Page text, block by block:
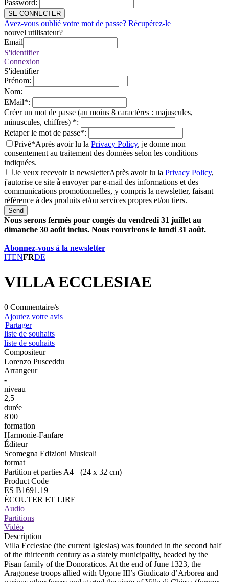
Password:
SE CONNECTER
Avez-vous oublié votre mot de passe? Récupérez-le
nouvel utilisateur?
Email
S'identifier
Connexion
S'identifier
Prénom:
Nom:
EMail*:
Créer un mot de passe (au moins 8 caractères : majuscules,
minuscules, chiffres) *:
Retaper le mot de passe*:
Privé*Après avoir lu la Privacy Policy, je donne mon
consentement au traitement des données selon les conditions
indiquées.
Je veux recevoir la newsletterAprès avoir lu la Privacy Policy,
j'autorise ce site à envoyer par e-mail des informations et des
communications promotionnelles, y compris la newsletter, faisant
référence à des produits et/ou services propres et/ou tiers.
Send
Nous serons fermés pour congés du vendredi 31 juillet au
dimanche 30 août inclus. Nous rouvrirons le lundi 31 août.
Abonnez-vous à la newsletter
ITENFRDE
VILLA ECCLESIAE
0 Commentaire/s
Ajoutez votre avis
Partager
liste de souhaits
liste de souhaits
Compositeur
Lorenzo Pusceddu
Arrangeur
-
niveau
2,5
durée
8'00
formation
Harmonie-Fanfare
Éditeur
Scomegna Edizioni Musicali
format
Partition et parties A4+ (24 x 32 cm)
Product Code
ES B1691.19
ÉCOUTER ET LIRE
Audio
Partitions
Vidéo
Description
Villa Ecclesiae (the current Iglesias) was founded in the second half
of the thirteenth century as a stately municipality, headed by the
Pisan family of the Donoraticos. At the end of June 1323, the
Aragonese troops allied with Ugone III’s Giudicato d’Arborea and